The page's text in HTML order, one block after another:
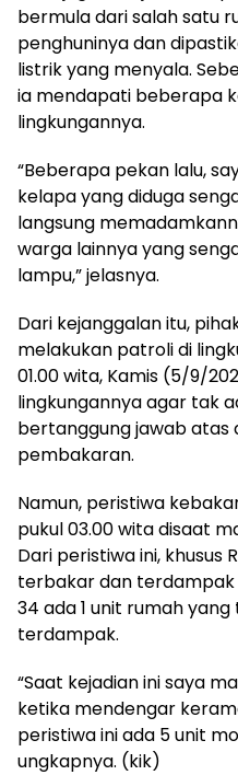
bermula dari salah satu
penghuninya dan
listrik yang menyala.
ia mendapati beberapa
lingkungannya.
“Beberapa pekan lalu,
kelapa yang diduga
langsung
warga lainnya yang
lampu,” jelasnya.
Dari kejanggalan itu,
melakukan patroli di
01.00 wita, Kamis (5/9/
lingkungannya agar tak
bertanggung jawab atas
pembakaran.
Namun, peristiwa
pukul 03.00 wita disaat
Dari peristiwa ini, khusus
terbakar dan terdampak
34 ada 1 unit rumah
terdampak.
“Saat kejadian ini saya
ketika mendengar
peristiwa ini ada 5 unit
ungkapnya. (kik)